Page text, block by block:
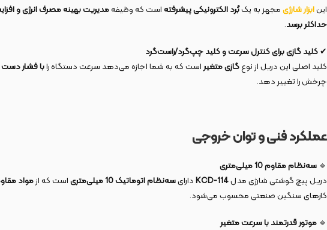
اینابزارشارژیمجهز به یکبُرد الکترونیکی پیشرفتهاست که وظیفهمدیریت بهینه مصرف انرژی و
حداکثر برسد.
✔کلید گازی برای کنترل سرعت و کلید چپ‌گرد/راست‌گرد
کلید اصلی این دریل از نوعگازی متغیراست که به شما اجازه می‌دهد سرعت دستگاه رابا فشار
چرخش را تغییر دهد.
عملکرد فنی و توان خروجی
🔹 سه‌نظام مقاوم 10 میلی‌متری
دریل پیچ گوشتی شارژی مدلKCD-114دارایسه‌نظام اتوماتیک 10 میلی‌متری است که ازمواد
کارهای سنگین صنعتی محسوب می‌شود.
🔹 موتور قدرتمند با سرعت متغیر